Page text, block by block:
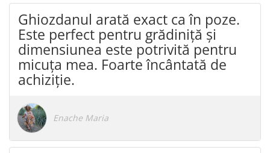
Puzzle
Tablite, Litere si Cifre
Jucarii exterior
Ghiozdanul arată exact ca în poze.
Este perfect pentru grădiniță și
dimensiunea este potrivită pentru
micuța mea. Foarte încântată de
achiziție.
Enache Maria